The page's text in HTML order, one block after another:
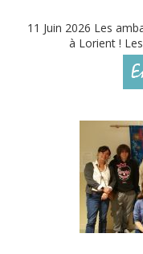
11 Juin 2026 Les
à Lorient !